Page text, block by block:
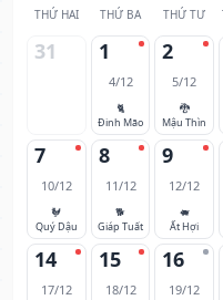
THỨ HAI THỨ BA THỨ TƯ
31 1
4/12
🐈
Đinh Mão
2
5/12
🐉
Mậu Thìn
7
10/12
🐓
Quý Dậu
8
11/12
🐕
Giáp Tuất
9
12/12
🐖
Ất Hợi
14
17/12
15
18/12
16
19/12